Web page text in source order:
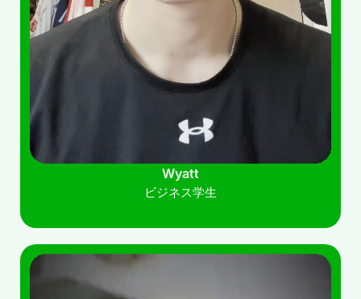
Wyatt
ビジネス学生